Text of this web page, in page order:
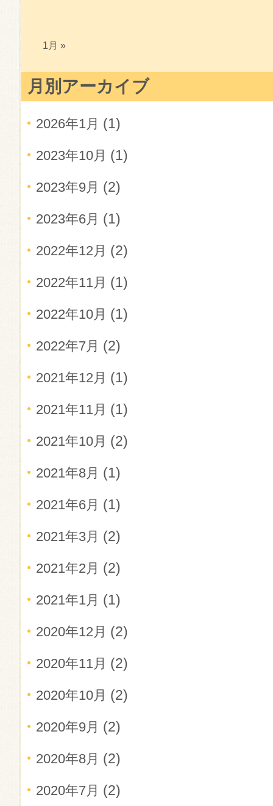
1月 »
月別アーカイブ
2026年1月 (1)
2023年10月 (1)
2023年9月 (2)
2023年6月 (1)
2022年12月 (2)
2022年11月 (1)
2022年10月 (1)
2022年7月 (2)
2021年12月 (1)
2021年11月 (1)
2021年10月 (2)
2021年8月 (1)
2021年6月 (1)
2021年3月 (2)
2021年2月 (2)
2021年1月 (1)
2020年12月 (2)
2020年11月 (2)
2020年10月 (2)
2020年9月 (2)
2020年8月 (2)
2020年7月 (2)